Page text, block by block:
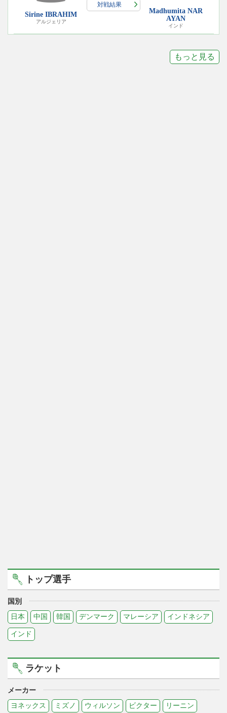
Sirine IBRAHIM
アルジェリア
対戦結果
Madhumita NAR
AYAN
インド
もっと見る
トップ選手
国別
日本
中国 韓国 デンマーク マレーシア インドネシア
インド
ラケット
メーカー
ヨネックス
ミズノ ウィルソン ビクター リーニン